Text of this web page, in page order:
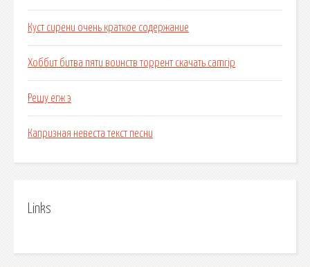
Куст сирени очень краткое содержание
Хоббит битва пяти воинств торрент скачать camrip
Решу егж э
Капризная невеста текст песни
Links